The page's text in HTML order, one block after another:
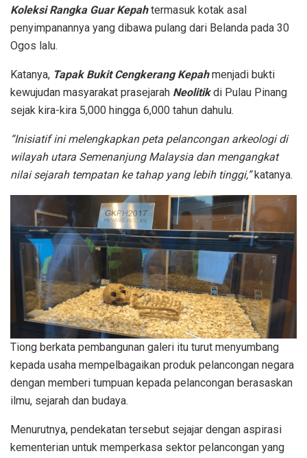
Koleksi Rangka Guar Kepahtermasuk kotak asal
penyimpanannya yang dibawa pulang dari Belanda pada 30
Ogos lalu.
Katanya, Tapak Bukit Cengkerang Kepahmenjadi bukti
kewujudan masyarakat prasejarah Neolitikdi Pulau Pinang
sejak kira-kira 5,000 hingga 6,000 tahun dahulu.
“Inisiatif ini melengkapkan peta pelancongan arkeologi di
wilayah utara Semenanjung Malaysia dan mengangkat
nilai sejarah tempatan ke tahap yang lebih tinggi,”katanya.
Tiong berkata pembangunan galeri itu turut menyumbang
kepada usaha mempelbagaikan produk pelancongan negara
dengan memberi tumpuan kepada pelancongan berasaskan
ilmu, sejarah dan budaya.
Menurutnya, pendekatan tersebut sejajar dengan aspirasi
kementerian untuk memperkasa sektor pelancongan yang